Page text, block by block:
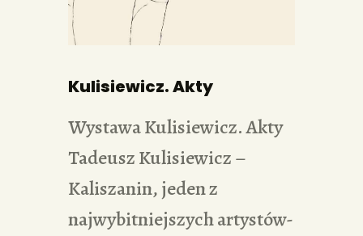
PORTFOLIA
REDAKCJA
Kulisiewicz. Akty
Wystawa Kulisiewicz. Akty
Tadeusz Kulisiewicz –
Kaliszanin, jeden z
najwybitniejszych artystów-